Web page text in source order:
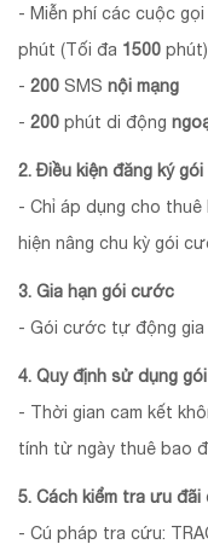
- Miễn phí các cuộc gọi
phút (Tối đa 1500 phút).
- 200 SMS nội mạng
- 200 phút di động
2. Điều kiện đăng ký
- Chỉ áp dụng cho
hiện nâng chu kỳ gói
3. Gia hạn gói cước
- Gói cước tự động gia
4. Quy định sử dụng
- Thời gian cam kết
tính từ ngày thuê bao
5. Cách kiểm tra ưu
- Cú pháp tra cứu: